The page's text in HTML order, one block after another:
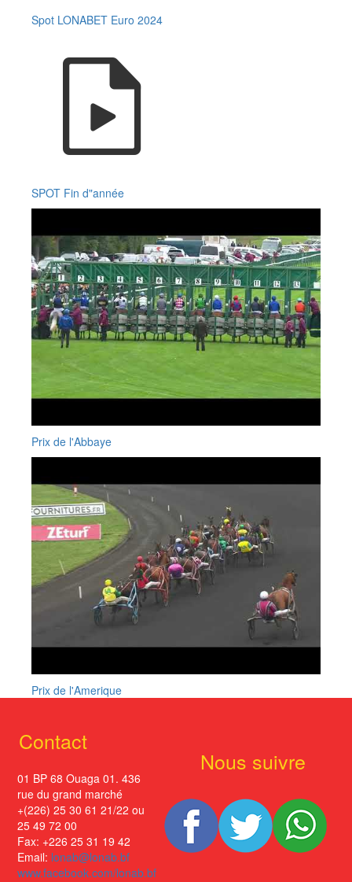
Spot LONABET Euro 2024
SPOT Fin d"année
Prix de l'Abbaye
Prix de l'Amerique
Contact
01 BP 68 Ouaga 01. 436
rue du grand marché
+(226) 25 30 61 21/22 ou
25 49 72 00
Fax: +226 25 31 19 42
Email: lonab@lonab.bf
www.facebook.com/lonab.bf
Nous suivre